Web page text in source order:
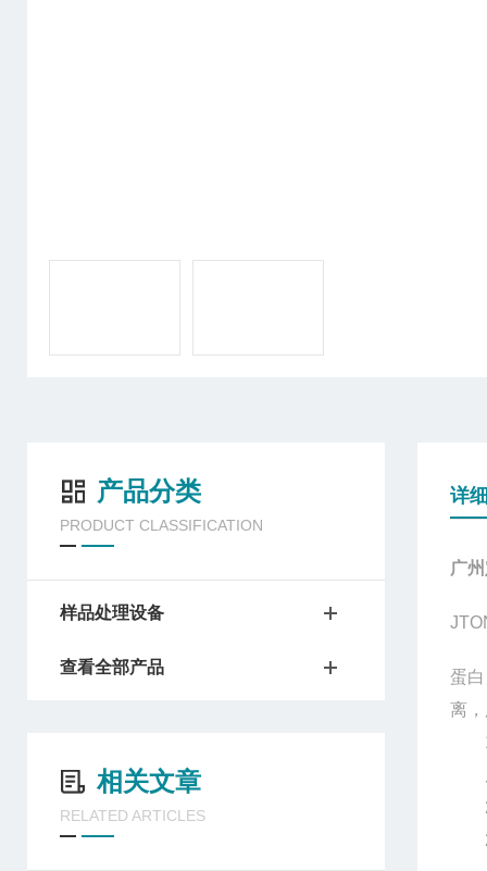
产品分类
PRODUCT CLASSIFICATION
样品处理设备
查看全部产品
相关文章
RELATED ARTICLES
详
广
蛋
离
1.
2.